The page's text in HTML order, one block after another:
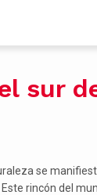
sur
se
rincón del